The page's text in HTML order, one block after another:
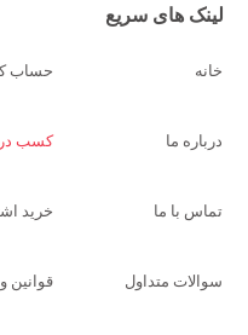
لینک های سریع
خانه
درباره ما
تماس با ما
سوالات متداول
حساب
کسب
خرید
قوانین